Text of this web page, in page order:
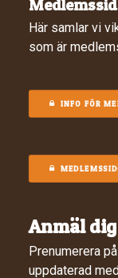
Här samlar vi
som är
INFO FÖR
Anmäl
Prenumerera
uppdaterad